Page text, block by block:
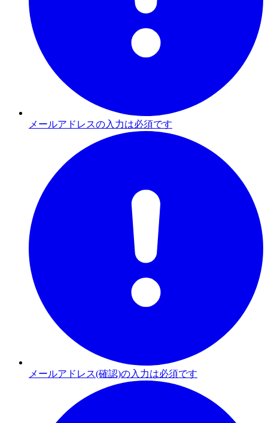
メールアドレスの入力は必須です
メールアドレス(確認)の入力は必須です